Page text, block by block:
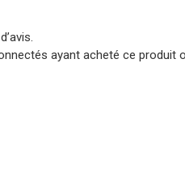
ayant acheté ce produit